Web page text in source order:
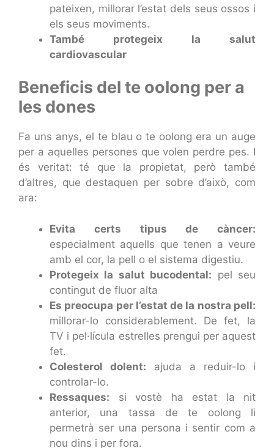
pateixen, millorar l’estat dels seus ossos i
els seus moviments.
També protegeix la salut
cardiovascular
Beneficis del te oolong per a
les dones
Fa uns anys, el te blau o te oolong era un auge
per a aquelles persones que volen perdre pes. I
és veritat: té que la propietat, però també
d’altres, que destaquen per sobre d’això, com
ara:
Evita certs tipus de càncer:
especialment aquells que tenen a veure
amb el cor, la pell o el sistema digestiu.
Protegeix la salut bucodental: pel seu
contingut de fluor alta
Es preocupa per l’estat de la nostra pell:
millorar-lo considerablement. De fet, la
TV i pel·lícula estrelles prengui per aquest
fet.
Colesterol dolent: ajuda a reduir-lo i
controlar-lo.
Ressaques: si vostè ha estat la nit
anterior, una tassa de te oolong li
permetrà ser una persona i sentir com a
nou dins i per fora.